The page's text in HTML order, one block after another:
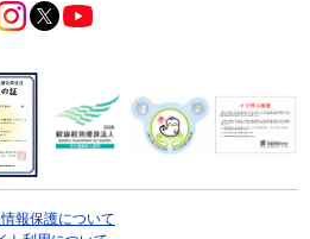
報保護について